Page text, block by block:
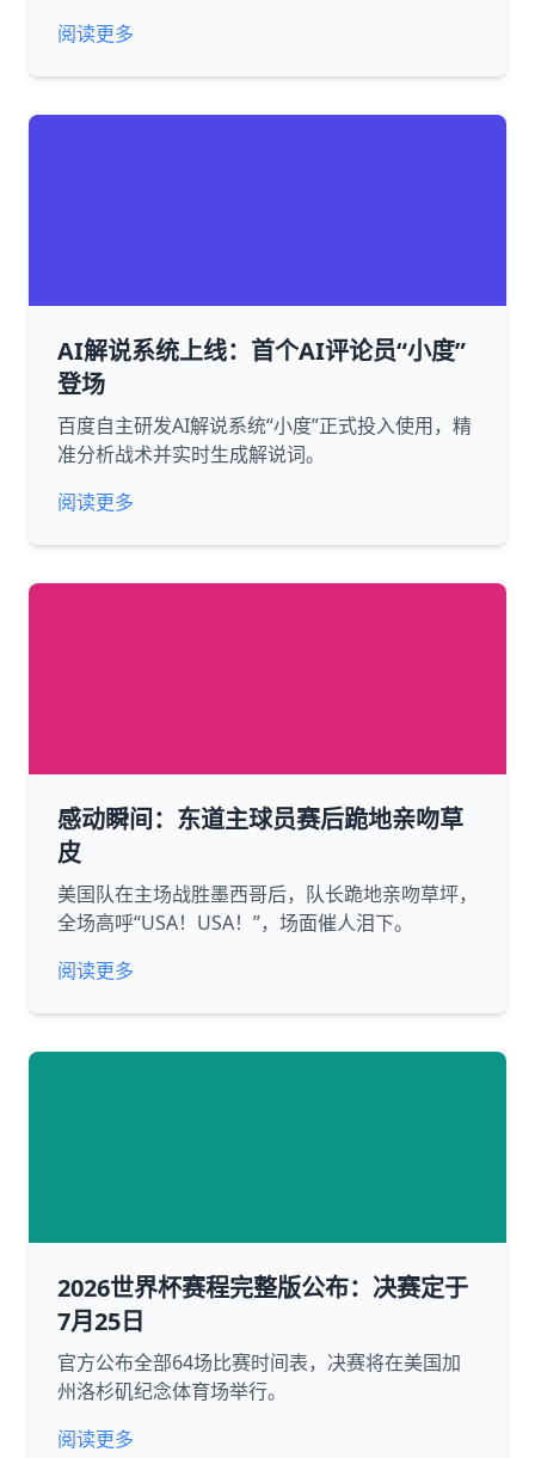
阅读更多
AI解说系统上线：首个AI评论员“小度”
登场
百度自主研发AI解说系统“小度”正式投入使用，精
准分析战术并实时生成解说词。
阅读更多
感动瞬间：东道主球员赛后跪地亲吻草
皮
美国队在主场战胜墨西哥后，队长跪地亲吻草坪，
全场高呼“USA！USA！”，场面催人泪下。
阅读更多
2026世界杯赛程完整版公布：决赛定于
7月25日
官方公布全部64场比赛时间表，决赛将在美国加
州洛杉矶纪念体育场举行。
阅读更多